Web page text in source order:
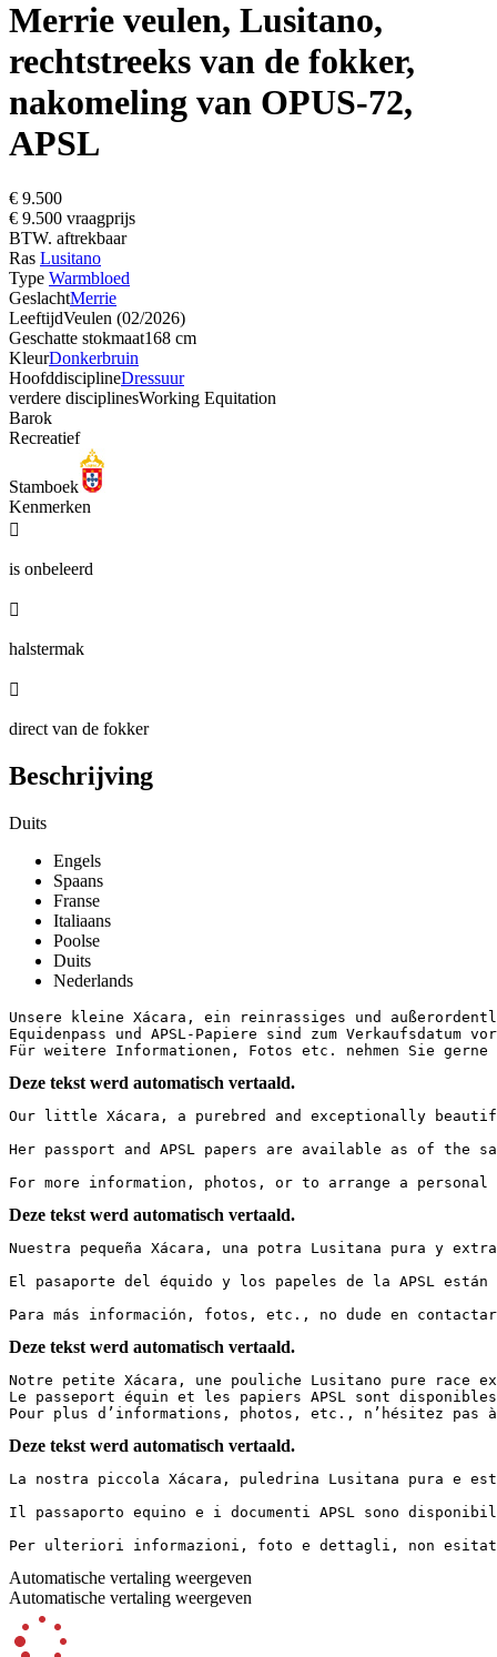
Merrie veulen, Lusitano,
rechtstreeks van de fokker,
nakomeling van OPUS-72,
APSL
€ 9.500
€ 9.500 vraagprijs
BTW. aftrekbaar
Ras Lusitano
Type Warmbloed
GeslachtMerrie
LeeftijdVeulen (02/2026)
Geschatte stokmaat168 cm
KleurDonkerbruin
HoofddisciplineDressuur
verdere disciplinesWorking Equitation
Barok
Recreatief
Stamboek
Kenmerken

is onbeleerd

halstermak

direct van de fokker
Beschrijving
Duits
Engels
Spaans
Franse
Italiaans
Poolse
Duits
Nederlands
Unsere kleine Xácara, ein reinrassiges und
Equidenpass und APSL-Papiere sind zum Verkaufsdatum
Für weitere Informationen, Fotos etc. nehmen Sie
Deze tekst werd automatisch vertaald.
Our little Xácara, a purebred and exceptionally
Her passport and APSL papers are available as of the
For more information, photos, or to arrange a
Deze tekst werd automatisch vertaald.
Nuestra pequeña Xácara, una potra Lusitana pura y
El pasaporte del équido y los papeles de la APSL
Para más información, fotos, etc., no dude en
Deze tekst werd automatisch vertaald.
Notre petite Xácara, une pouliche Lusitano pure race
Le passeport équin et les papiers APSL sont
Pour plus d’informations, photos, etc., n’hésitez pas
Deze tekst werd automatisch vertaald.
La nostra piccola Xácara, puledrina Lusitana pura e
Il passaporto equino e i documenti APSL sono
Per ulteriori informazioni, foto e dettagli, non
Automatische vertaling weergeven
Automatische vertaling weergeven